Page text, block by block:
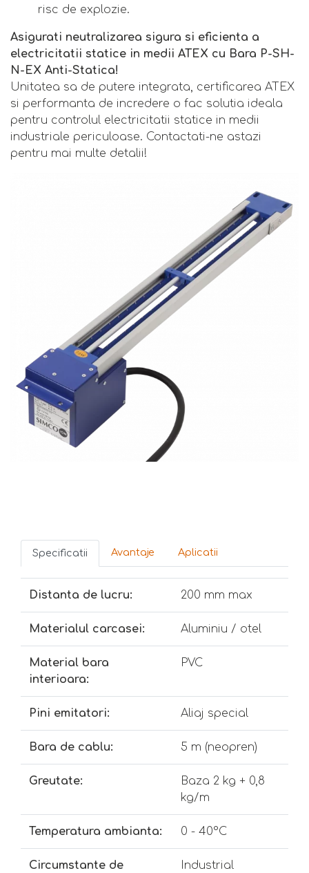
risc de explozie.
Asigurati neutralizarea sigura si eficienta a
electricitatii statice in medii ATEX cu Bara P-SH-
N-EX Anti-Statica!
Unitatea sa de putere integrata, certificarea ATEX
si performanta de incredere o fac solutia ideala
pentru controlul electricitatii statice in medii
industriale periculoase. Contactati-ne astazi
pentru mai multe detalii!
Specificatii Avantaje Aplicatii
Distanta de lucru: 200 mm max
Materialul carcasei: Aluminiu / otel
Material bara
interioara:
PVC
Pini emitatori: Aliaj special
Bara de cablu: 5 m (neopren)
Greutate:
Baza 2 kg + 0,8
kg/m
Temperatura ambianta: 0 - 40°C
Circumstante de Industrial